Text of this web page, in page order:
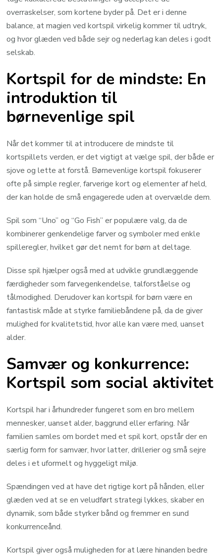
overraskelser, som kortene byder på. Det er i denne
balance, at magien ved kortspil virkelig kommer til udtryk,
og hvor glæden ved både sejr og nederlag kan deles i godt
selskab.
Kortspil for de mindste: En
introduktion til
børnevenlige spil
Når det kommer til at introducere de mindste til
kortspillets verden, er det vigtigt at vælge spil, der både er
sjove og lette at forstå. Børnevenlige kortspil fokuserer
ofte på simple regler, farverige kort og elementer af held,
der kan holde de små engagerede uden at overvælde dem.
Spil som “Uno” og “Go Fish” er populære valg, da de
kombinerer genkendelige farver og symboler med enkle
spilleregler, hvilket gør det nemt for børn at deltage.
Disse spil hjælper også med at udvikle grundlæggende
færdigheder som farvegenkendelse, talforståelse og
tålmodighed. Derudover kan kortspil for børn være en
fantastisk måde at styrke familiebåndene på, da de giver
mulighed for kvalitetstid, hvor alle kan være med, uanset
alder.
Samvær og konkurrence:
Kortspil som social aktivitet
Kortspil har i århundreder fungeret som en bro mellem
mennesker, uanset alder, baggrund eller erfaring. Når
familien samles om bordet med et spil kort, opstår der en
særlig form for samvær, hvor latter, drillerier og små sejre
deles i et uformelt og hyggeligt miljø.
Spændingen ved at have det rigtige kort på hånden, eller
glæden ved at se en veludført strategi lykkes, skaber en
dynamik, som både styrker bånd og fremmer en sund
konkurrenceånd.
Kortspil giver også muligheden for at lære hinanden bedre